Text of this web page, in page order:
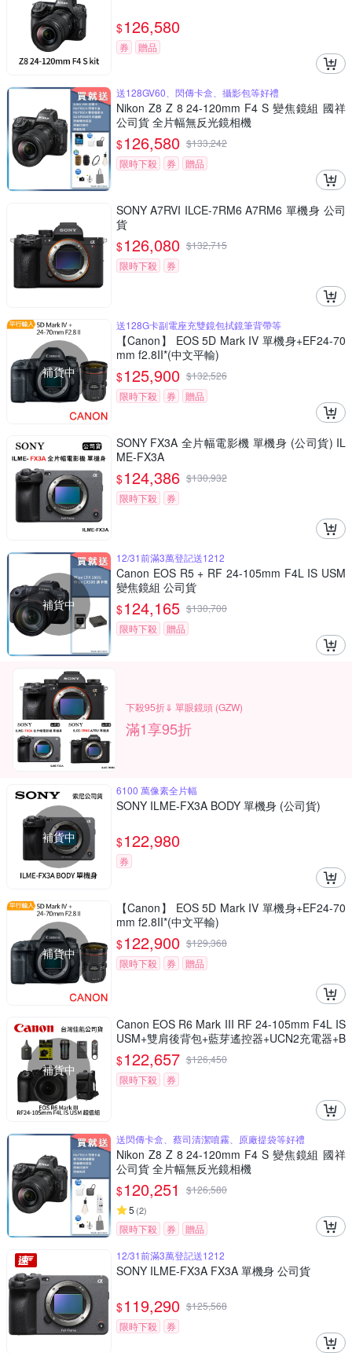
$126,580
券 贈品
送128GV60、閃傳卡盒、攝影包等好禮
Nikon Z8 Z 8 24-120mm F4 S 變焦鏡組 國祥
公司貨 全片幅無反光鏡相機
$126,580 $133,242
限時下殺
券 贈品
SONY A7RVI ILCE-7RM6 A7RM6 單機身 公司
貨
$126,080 $132,715
限時下殺
券
補貨中
送128G卡副電座充雙鏡包拭鏡筆背帶等
【Canon】 EOS 5D Mark IV 單機身+EF24-70
mm f2.8II*(中文平輸)
$125,900 $132,526
限時下殺
券 贈品
SONY FX3A 全片幅電影機 單機身 (公司貨) IL
ME-FX3A
$124,386 $130,932
限時下殺
券
補貨中
12/31前滿3萬登記送1212
Canon EOS R5 + RF 24-105mm F4L IS USM
變焦鏡組 公司貨
$124,165 $130,700
限時下殺
贈品
下殺95折⇓ 單眼鏡頭 (GZW)
滿1享95折
補貨中
6100 萬像素全片幅
SONY ILME-FX3A BODY 單機身 (公司貨)
$122,980
券
補貨中
【Canon】 EOS 5D Mark IV 單機身+EF24-70
mm f2.8II*(中文平輸)
$122,900 $129,368
限時下殺
券 贈品
補貨中
Canon EOS R6 Mark III RF 24-105mm F4L IS
USM+雙肩後背包+藍芽遙控器+UCN2充電器+B
B nano電動氣吹+鋼化貼+清潔組 R6M3(公司
貨)
$122,657 $126,450
限時下殺
券
送閃傳卡盒、蔡司清潔噴霧、原廠提袋等好禮
Nikon Z8 Z 8 24-120mm F4 S 變焦鏡組 國祥
公司貨 全片幅無反光鏡相機
$120,251 $126,580
5 (2)
限時下殺 券
贈品
12/31前滿3萬登記送1212
SONY ILME-FX3A FX3A 單機身 公司貨
$119,290 $125,568
限時下殺
券